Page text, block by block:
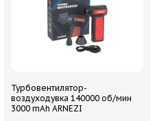
Турбовентилятор-
воздуходувка 140000 об/мин
3000 mAh ARNEZI